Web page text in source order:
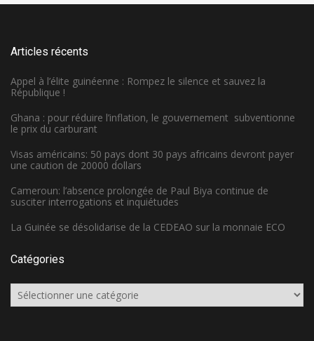
Articles récents
Appel à l’élite guinéenne : Rompez le silence et sauvez la
République !
Ghana : pour réduire l’inflation, le gouvernement subventionne
le prix du carburant
Visas américains: 50 pays dont 30 pays africains devront payer
une caution de 20000 dollars
Cameroun: l’absence prolongée de Paul Biya continue de
susciter interrogations et inquiétudes
La Guinée se désolidarise de la CEDEAO sur la monnaie ECO
Catégories
Catégories